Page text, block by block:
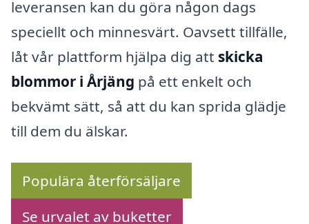
leveransen kan du göra någon dags
speciellt och minnesvärt. Oavsett tillfälle,
låt vår plattform hjälpa dig att skicka
blommor i Årjäng på ett enkelt och
bekvämt sätt, så att du kan sprida glädje
till dem du älskar.
Populära återförsäljare
Se urvalet av buketter